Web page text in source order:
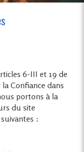
6-III et 19 de
la Confiance dans
portons à la
du site
: